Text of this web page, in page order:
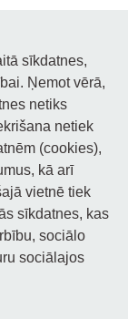
sīkdatnes,
Ņemot vērā,
netiks
netiek
(cookies),
kā arī
vietnē tiek
sīkdatnes, kas
sociālo
sociālajos